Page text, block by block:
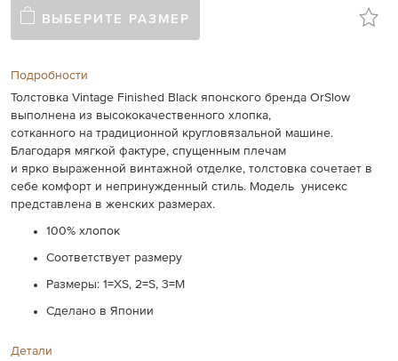
ВЫБЕРИТЕ РАЗМЕР
Подробности
Толстовка Vintage Finished Black японского бренда OrSlow
выполнена из высококачественного хлопка,
сотканного на традиционной кругловязальной машине.
Благодаря мягкой фактуре, спущенным плечам
и ярко выраженной винтажной отделке, толстовка сочетает в
себе комфорт и непринужденный стиль. Модель унисекс
представлена в женских размерах.
100% хлопок
Соответствует размеру
Размеры: 1=XS, 2=S, 3=M
Сделано в Японии
Детали